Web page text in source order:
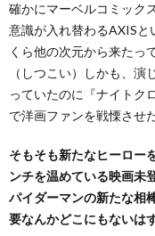
確かにマーベルコミック
意識が入れ替わるAXIS
くら他の次元から来たっ
（しつこい）しかも、
っていたのに『ナイトク
で洋画ファンを戦慄させ
そもそも新たなヒーロー
ンチを温めている映画未
パイダーマンの新たな相
要なんかどこにもないは